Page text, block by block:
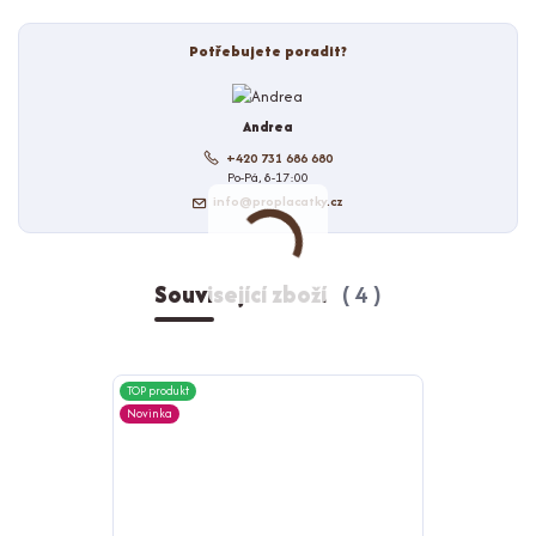
Potřebujete poradit?
Andrea
+420 731 686 680
Po-Pá, 8-17:00
info@proplacatky.cz
Související zboží 4
TOP produkt
Novinka